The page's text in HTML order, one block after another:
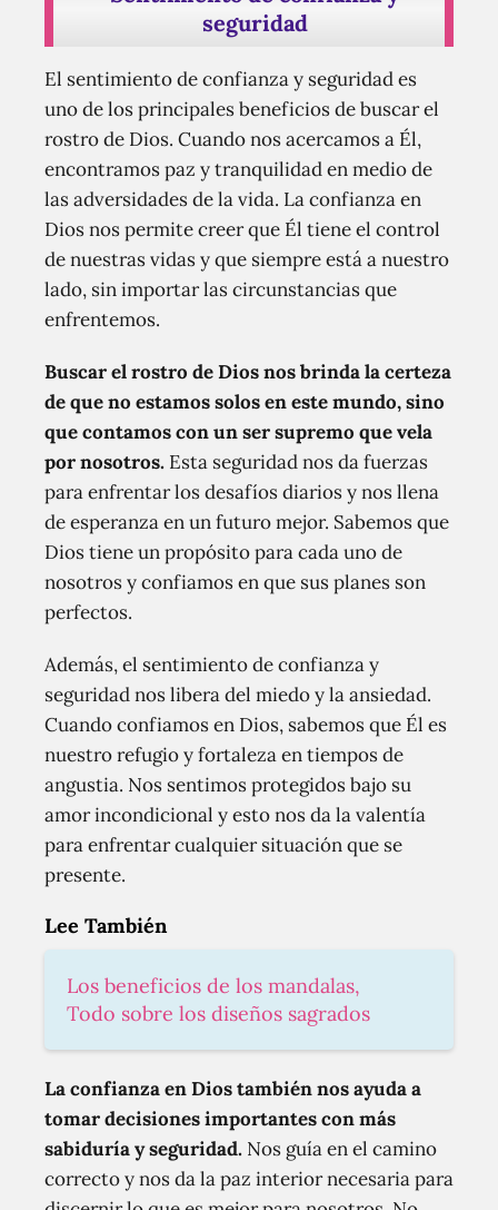
seguridad
El sentimiento de confianza y seguridad es
uno de los principales beneficios de buscar el
rostro de Dios. Cuando nos acercamos a Él,
encontramos paz y tranquilidad en medio de
las adversidades de la vida. La confianza en
Dios nos permite creer que Él tiene el control
de nuestras vidas y que siempre está a nuestro
lado, sin importar las circunstancias que
enfrentemos.
Buscar el rostro de Dios nos brinda la certeza
de que no estamos solos en este mundo, sino
que contamos con un ser supremo que vela
por nosotros. Esta seguridad nos da fuerzas
para enfrentar los desafíos diarios y nos llena
de esperanza en un futuro mejor. Sabemos que
Dios tiene un propósito para cada uno de
nosotros y confiamos en que sus planes son
perfectos.
Además, el sentimiento de confianza y
seguridad nos libera del miedo y la ansiedad.
Cuando confiamos en Dios, sabemos que Él es
nuestro refugio y fortaleza en tiempos de
angustia. Nos sentimos protegidos bajo su
amor incondicional y esto nos da la valentía
para enfrentar cualquier situación que se
presente.
Lee También
Los beneficios de los mandalas,
Todo sobre los diseños sagrados
La confianza en Dios también nos ayuda a
tomar decisiones importantes con más
sabiduría y seguridad. Nos guía en el camino
correcto y nos da la paz interior necesaria para